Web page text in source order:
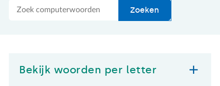
Zoek
Zoeken
Bekijk woorden per letter